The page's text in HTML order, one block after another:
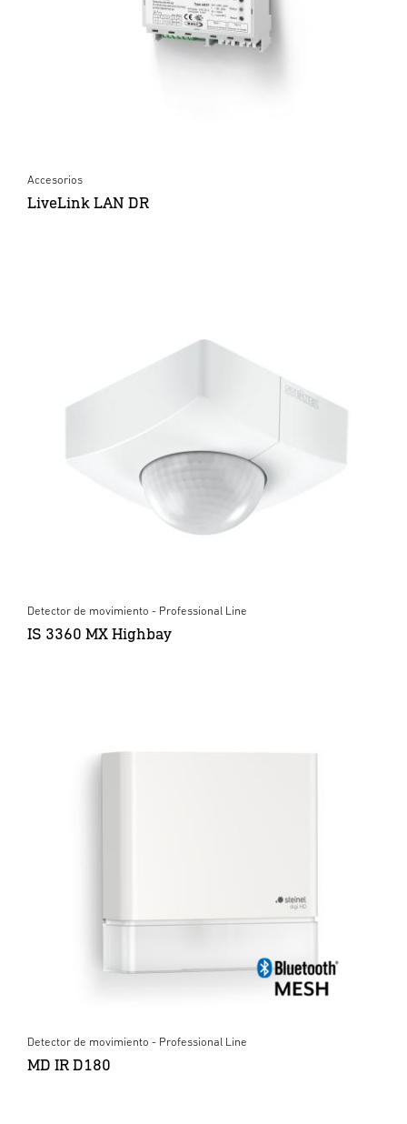
Accesorios
LiveLink LAN DR
Detector de movimiento - Professional Line
IS 3360 MX Highbay
Detector de movimiento - Professional Line
MD IR D180